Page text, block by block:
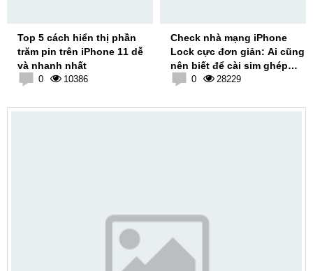
Top 5 cách hiển thị phần
trăm pin trên iPhone 11 dễ
và nhanh nhất
0 10386
Check nhà mạng iPhone
Lock cực đơn giản: Ai cũng
nên biết để cài sim ghép
chính xác nhất
0 28229